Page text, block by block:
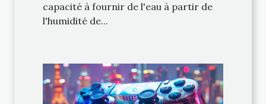
capacité à fournir de l'eau à partir de
l'humidité de...